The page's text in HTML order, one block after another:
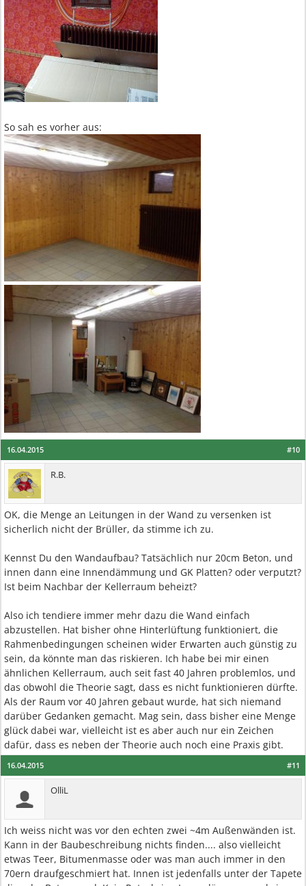
So sah es vorher aus:
#10
16.04.2015
R.B.
OK, die Menge an Leitungen in der Wand zu versenken ist
sicherlich nicht der Brüller, da stimme ich zu.
Kennst Du den Wandaufbau? Tatsächlich nur 20cm Beton, und
innen dann eine Innendämmung und GK Platten? oder verputzt?
Ist beim Nachbar der Kellerraum beheizt?
Also ich tendiere immer mehr dazu die Wand einfach
abzustellen. Hat bisher ohne Hinterlüftung funktioniert, die
Rahmenbedingungen scheinen wider Erwarten auch günstig zu
sein, da könnte man das riskieren. Ich habe bei mir einen
ähnlichen Kellerraum, auch seit fast 40 Jahren problemlos, und
das obwohl die Theorie sagt, dass es nicht funktionieren dürfte.
Als der Raum vor 40 Jahren gebaut wurde, hat sich niemand
darüber Gedanken gemacht. Mag sein, dass bisher eine Menge
glück dabei war, vielleicht ist es aber auch nur ein Zeichen
dafür, dass es neben der Theorie auch noch eine Praxis gibt.
#11
16.04.2015
OlliL
Ich weiss nicht was vor den echten zwei ~4m Außenwänden ist.
Kann in der Baubeschreibung nichts finden.... also vielleicht
etwas Teer, Bitumenmasse oder was man auch immer in den
70ern draufgeschmiert hat. Innen ist jedenfalls unter der Tapete